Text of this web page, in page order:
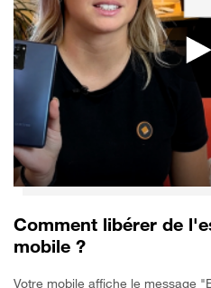
Comment libérer de
mobile ?
Votre mobile affiche le message